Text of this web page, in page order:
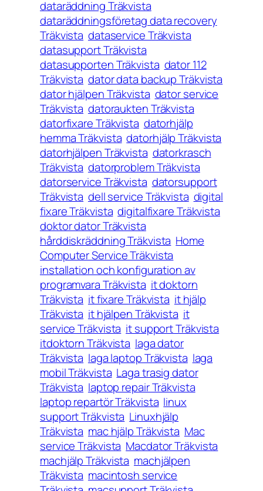
dataräddning Träkvista
dataräddningsföretag data recovery
Träkvista dataservice Träkvista
datasupport Träkvista
datasupporten Träkvista dator 112
Träkvista dator data backup Träkvista
dator hjälpen Träkvista dator service
Träkvista datoraukten Träkvista
datorfixare Träkvista datorhjälp
hemma Träkvista datorhjälp Träkvista
datorhjälpen Träkvista datorkrasch
Träkvista datorproblem Träkvista
datorservice Träkvista datorsupport
Träkvista dell service Träkvista digital
fixare Träkvista digitalfixare Träkvista
doktor dator Träkvista
hårddiskräddning Träkvista Home
Computer Service Träkvista
installation och konfiguration av
programvara Träkvista it doktorn
Träkvista it fixare Träkvista it hjälp
Träkvista it hjälpen Träkvista it
service Träkvista it support Träkvista
itdoktorn Träkvista laga dator
Träkvista laga laptop Träkvista laga
mobil Träkvista Laga trasig dator
Träkvista laptop repair Träkvista
laptop repartör Träkvista linux
support Träkvista Linuxhjälp
Träkvista mac hjälp Träkvista Mac
service Träkvista Macdator Träkvista
machjälp Träkvista machjälpen
Träkvista macintosh service